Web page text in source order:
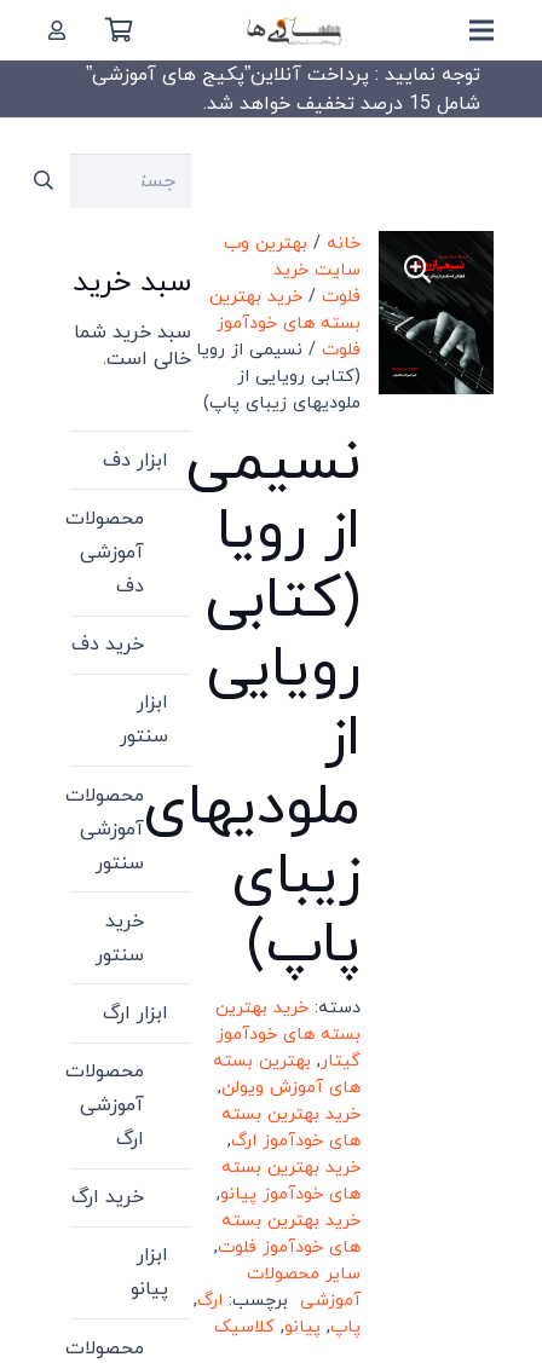
توجه نمایید : پرداخت آنلاین”پکیج های آموزشی”
شامل 15 درصد تخفیف خواهد شد.
خانه / بهترین وب
سایت خرید
فلوت /خرید بهترین
بسته های خودآموز
فلوت / نسیمی از رویا
(کتابی رویایی از
ملودیهای زیبای پاپ)
نسیمی
از رویا
(کتابی
رویایی
از
ملودیهای
زیبای
پاپ)
دسته:خرید بهترین
بسته های خودآموز
گیتار, بهترین بسته
های آموزش ویولن,
خرید بهترین بسته
های خودآموز ارگ,
خرید بهترین بسته
های خودآموز پیانو,
خرید بهترین بسته
های خودآموز فلوت,
سایر محصولات
آموزشی برچسب: ارگ,
پاپ, پیانو,کلاسیک
جستجو
سبد خرید
سبد خرید شما
خالی است.
ابزار دف
محصولات
آموزشی
دف
خرید دف
ابزار
سنتور
محصولات
آموزشی
سنتور
خرید
سنتور
ابزار ارگ
محصولات
آموزشی
ارگ
خرید ارگ
ابزار
پیانو
محصولات